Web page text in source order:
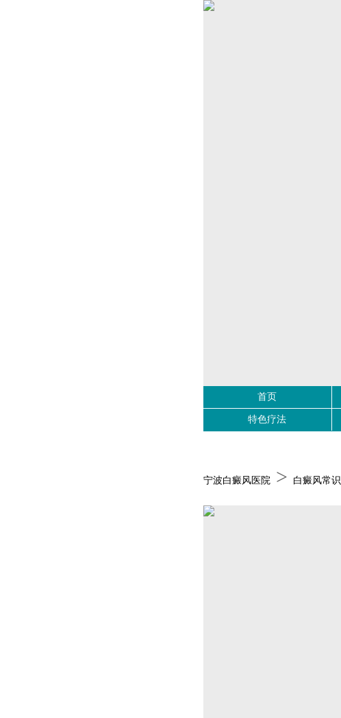
首页
特色疗法
宁波白癜风医院 > 白癜风常识